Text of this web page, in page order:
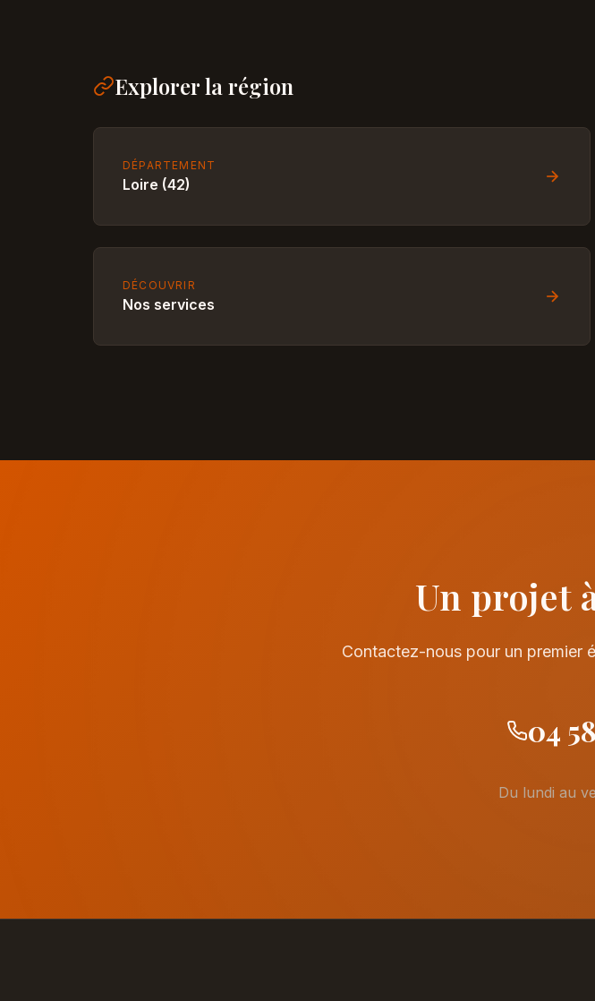
Explorer la région
DÉPARTEMENT
Loire (42)
DÉCOUVRIR
Nos services
Un projet
Contactez-nous pour un premier
04
Du lundi au